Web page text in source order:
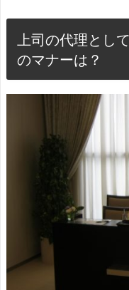
上司の代理とし
のマナーは？